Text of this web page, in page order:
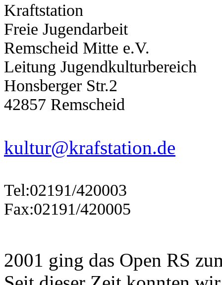
Kraftstation
Freie Jugendarbeit
Remscheid Mitte e.V.
Leitung Jugendkulturbereich
Honsberger Str.2
42857 Remscheid
kultur@krafstation.de
Tel:02191/420003
Fax:02191/420005
2001 ging das Open RS